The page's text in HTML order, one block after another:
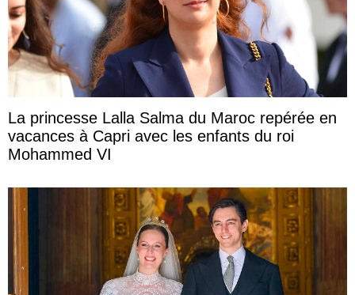
La princesse Lalla Salma du Maroc repérée en
vacances à Capri avec les enfants du roi
Mohammed VI